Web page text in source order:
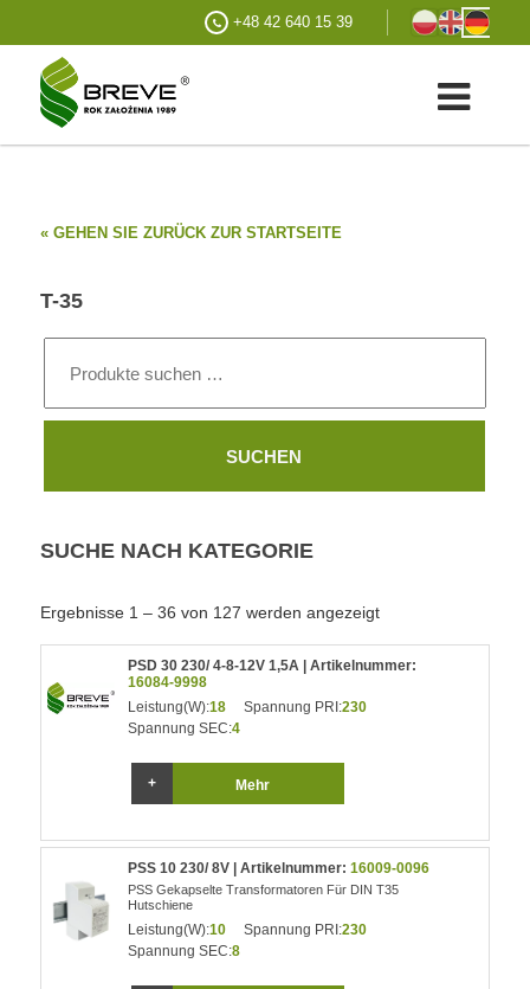
+48 42 640 15 39
« GEHEN SIE ZURÜCK ZUR STARTSEITE
T-35
nach:
SUCHEN
SUCHE NACH KATEGORIE
Ergebnisse 1 – 36 von 127 werden angezeigt
PSD 30 230/ 4-8-12V 1,5A | Artikelnummer:
16084-9998
Leistung(W):18 Spannung PRI:230
Spannung SEC:4
Mehr
PSS 10 230/ 8V | Artikelnummer:16009-0096
PSS Gekapselte Transformatoren Für DIN T35
Hutschiene
Leistung(W):10 Spannung PRI:230
Spannung SEC:8